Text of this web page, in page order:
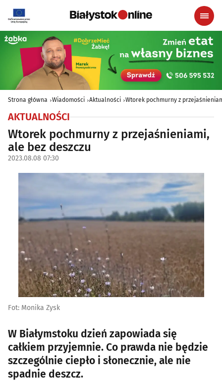
Strona główna Wiadomości Aktualności Wtorek pochmurny z
AKTUALNOŚCI
Wtorek pochmurny z przejaśnieniami,
ale bez deszczu
2023.08.08 07:30
Fot: Monika Zysk
W Białymstoku dzień zapowiada się
całkiem przyjemnie. Co prawda nie będzie
szczególnie ciepło i słonecznie, ale nie
spadnie deszcz.